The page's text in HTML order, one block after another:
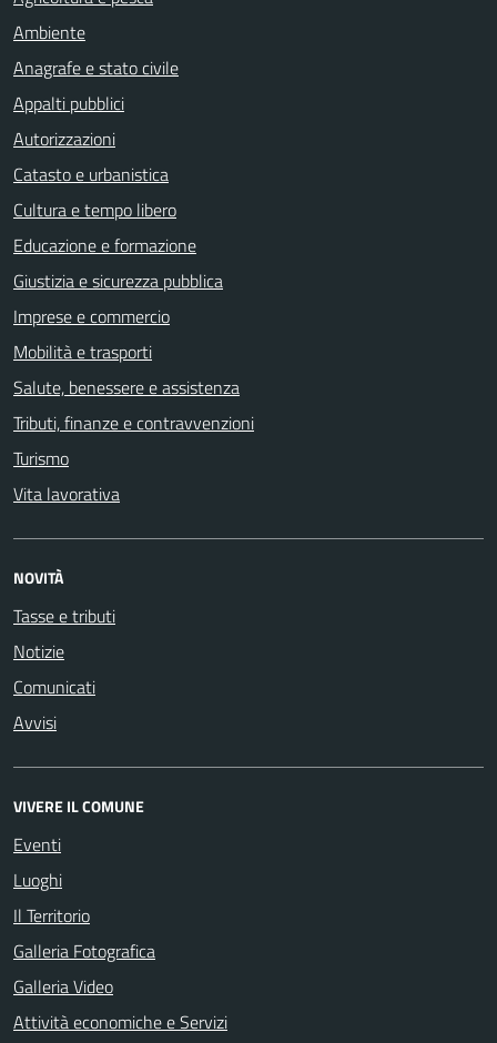
Ambiente
Anagrafe e stato civile
Appalti pubblici
Autorizzazioni
Catasto e urbanistica
Cultura e tempo libero
Educazione e formazione
Giustizia e sicurezza pubblica
Imprese e commercio
Mobilità e trasporti
Salute, benessere e assistenza
Tributi, finanze e contravvenzioni
Turismo
Vita lavorativa
NOVITÀ
Tasse e tributi
Notizie
Comunicati
Avvisi
VIVERE IL COMUNE
Eventi
Luoghi
Il Territorio
Galleria Fotografica
Galleria Video
Attività economiche e Servizi